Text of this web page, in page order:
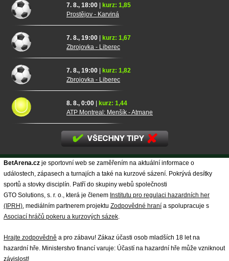
7. 8., 18:00
kurz: 1,85
Prostějov - Karviná
7. 8., 19:00
kurz: 1,67
Zbrojovka - Liberec
7. 8., 19:00
kurz: 1,82
Zbrojovka - Liberec
8. 8., 0:00
kurz: 1,44
ATP Montreal: Menšík - Atmane
BetArena.cz je sportovní web se zaměřením na aktuální informace o
událostech, zápasech a turnajích a také na kurzové sázení. Pokrývá desítky
sportů a stovky disciplín. Patří do skupiny webů společnosti
GTO Solutions, s. r. o., která je členem Institutu pro regulaci hazardních her
(IPRH), mediálním partnerem projektu Zodpovědné hraní a spolupracuje s
Asociací hráčů pokeru a kurzových sázek.
Hrajte zodpovědně a pro zábavu! Zákaz účasti osob mladších 18 let na
hazardní hře. Ministerstvo financí varuje: Účastí na hazardní hře může vzniknout
závislost!